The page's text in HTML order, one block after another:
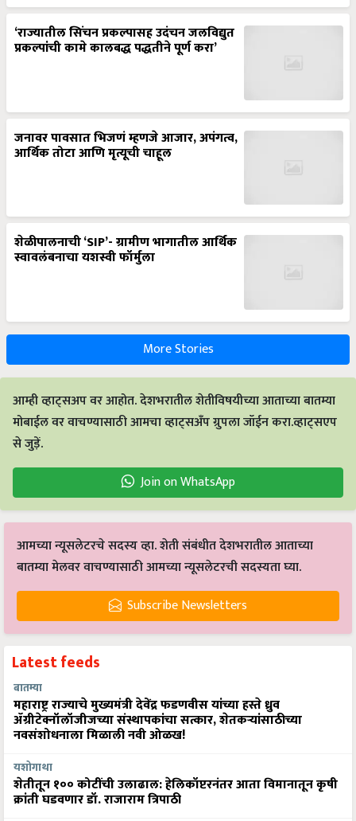
‘राज्यातील सिंचन प्रकल्पासह उदंचन जलविद्युत
प्रकल्पांची कामे कालबद्ध पद्धतीने पूर्ण करा’
जनावर पावसात भिजणं म्हणजे आजार, अपंगत्व,
आर्थिक तोटा आणि मृत्यूची चाहूल
शेळीपालनाची ‘SIP’- ग्रामीण भागातील आर्थिक
स्वावलंबनाचा यशस्वी फॉर्मुला
More Stories
आम्ही व्हाट्सअप वर आहोत. देशभरातील शेतीविषयीच्या आताच्या बातम्या
मोबाईल वर वाचण्यासाठी आमचा व्हाट्सअँप ग्रुपला जॉईन करा.व्हाट्सएप
से जुड़ें.
Join on WhatsApp
आमच्या न्यूसलेटरचे सदस्य व्हा. शेती संबंधीत देशभरातील आताच्या
बातम्या मेलवर वाचण्यासाठी आमच्या न्यूसलेटरची सदस्यता घ्या.
Subscribe Newsletters
Latest feeds
बातम्या
महाराष्ट्र राज्याचे मुख्यमंत्री देवेंद्र फडणवीस यांच्या हस्ते ध्रुव
ॲग्रीटेक्नॉलॉजीजच्या संस्थापकांचा सत्कार, शेतकऱ्यांसाठीच्या
नवसंशोधनाला मिळाली नवी ओळख!
यशोगाथा
शेतीतून १०० कोटींची उलाढाल: हेलिकॉप्टरनंतर आता विमानातून कृषी
क्रांती घडवणार डॉ. राजाराम त्रिपाठी